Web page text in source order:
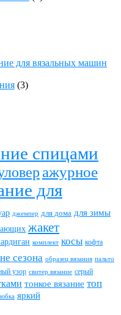
для вязальных машин
(3)
спицами
ажурное
для
джемпер для дома для зимы
жакет
комплект косы кофта
сезона образец вязания пальто
узор свитер вязание серый
тонкое вязание топ
юбка яркий